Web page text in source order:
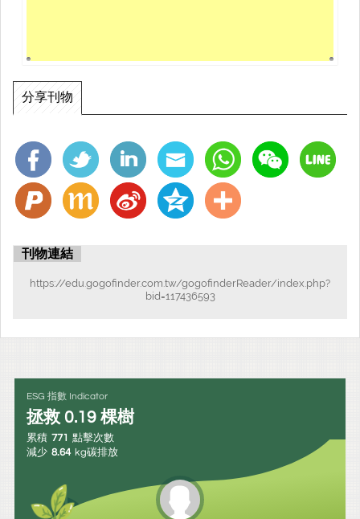
分享刊物
刊物連結
https://edu.gogofinder.com.tw/gogofinderReader/index.php?
bid=117436593
ESG 指數 Indicator
拯救 0.19 棵樹
累積 771 點擊次數
減少 8.64 kg碳排放